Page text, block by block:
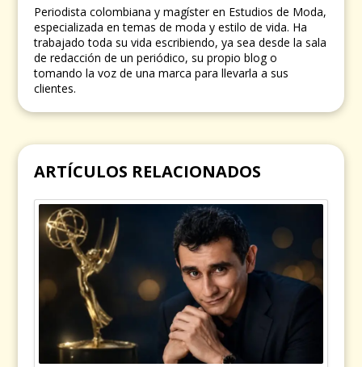
Periodista colombiana y magíster en Estudios de Moda,
especializada en temas de moda y estilo de vida. Ha
trabajado toda su vida escribiendo, ya sea desde la sala
de redacción de un periódico, su propio blog o
tomando la voz de una marca para llevarla a sus
clientes.
ARTÍCULOS RELACIONADOS